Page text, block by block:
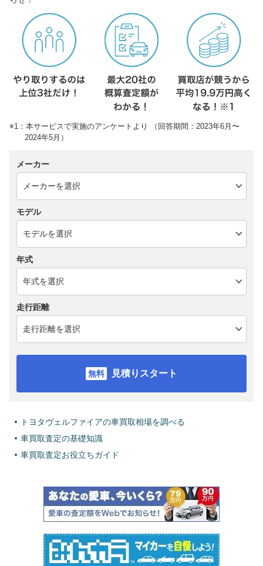
※1：本サービスで実施のアンケートより （回答期間：2023年6月〜
2024年5月）
メーカー
モデル
年式
走行距離
見積りスタート
トヨタヴェルファイアの車買取相場を調べる
車買取査定の基礎知識
車買取査定お役立ちガイド